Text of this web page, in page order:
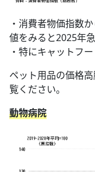
・消費者物価指数
値をみると2025年
・特にキャットフ
ペット用品の価格
覧ください。
動物病院